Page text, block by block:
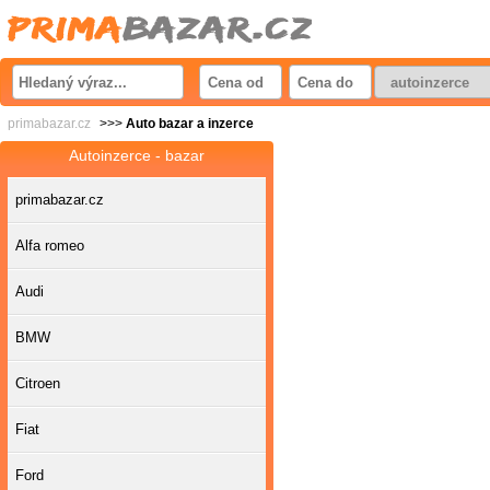
primabazar.cz >>> Auto bazar a inzerce
Autoinzerce - bazar
primabazar.cz
Alfa romeo
Audi
BMW
Citroen
Fiat
Ford